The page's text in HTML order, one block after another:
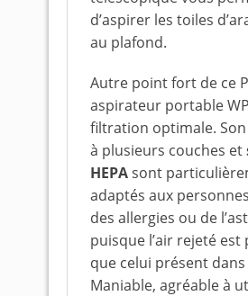
d’aspirer les toiles
au plafond.
Autre point fort de ce
aspirateur portable
filtration optimale.
à plusieurs couches et
HEPAsont
adaptés aux
des allergies ou de
puisque l’air rejeté est
que celui présent dans
Maniable, agréable à